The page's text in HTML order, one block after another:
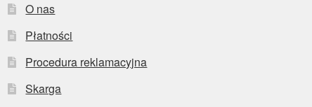
O nas
Płatności
Procedura reklamacyjna
Skarga